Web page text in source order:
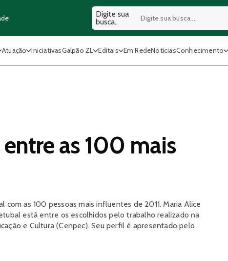
Digite sua
busca..
Atuação IniciativasGalpão ZL Editais Em RedeNotíciasConhecimento
as 100 mais
com as 100 pessoas mais influentes de 2011. Maria Alice
está entre os escolhidos pelo trabalho realizado na
e Cultura (Cenpec). Seu perfil é apresentado pelo